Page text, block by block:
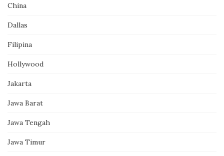
China
Dallas
Filipina
Hollywood
Jakarta
Jawa Barat
Jawa Tengah
Jawa Timur